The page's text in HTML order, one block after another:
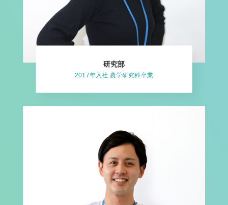
研究部
2017年入社 農学研究科卒業